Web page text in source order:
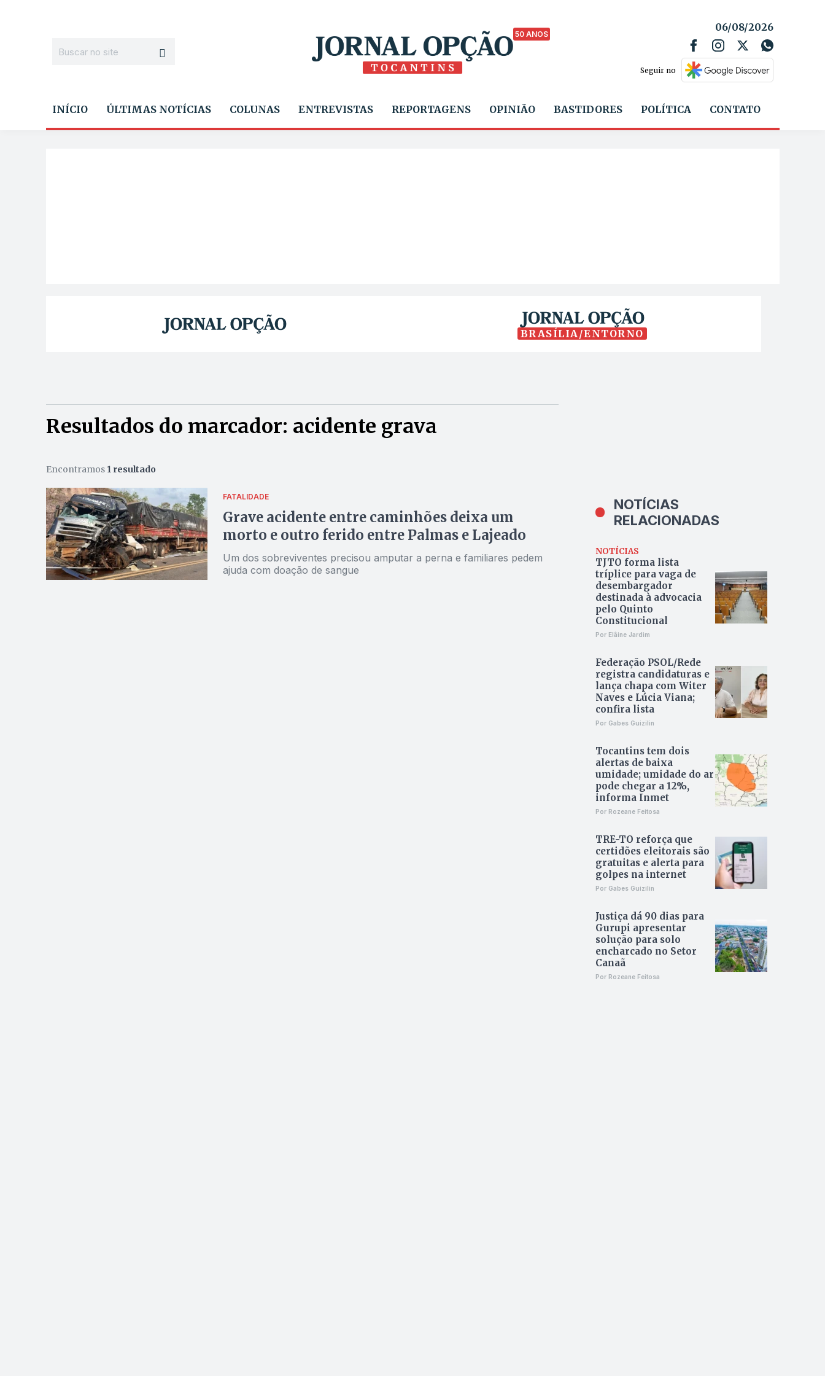
50 ANOS
06/08/2026
Seguir no
INÍCIO ÚLTIMAS NOTÍCIAS COLUNAS ENTREVISTAS REPORTAGENS OPINIÃO BASTIDORES POLÍTICA CONTATO
BRASÍLIA/ENTORNO
Resultados do marcador: acidente grava
Encontramos 1 resultado
FATALIDADE
Grave acidente entre caminhões deixa um
morto e outro ferido entre Palmas e Lajeado
Um dos sobreviventes precisou amputar a perna e familiares pedem
ajuda com doação de sangue
NOTÍCIAS
RELACIONADAS
NOTÍCIAS
TJTO forma lista
tríplice para vaga de
desembargador
destinada à advocacia
pelo Quinto
Constitucional
Por Elâine Jardim
Federação PSOL/Rede
registra candidaturas e
lança chapa com Witer
Naves e Lúcia Viana;
confira lista
Por Gabes Guizilin
Tocantins tem dois
alertas de baixa
umidade; umidade do ar
pode chegar a 12%,
informa Inmet
Por Rozeane Feitosa
TRE-TO reforça que
certidões eleitorais são
gratuitas e alerta para
golpes na internet
Por Gabes Guizilin
Justiça dá 90 dias para
Gurupi apresentar
solução para solo
encharcado no Setor
Canaã
Por Rozeane Feitosa